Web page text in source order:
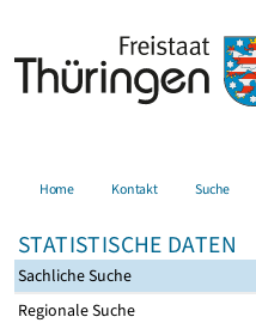
Home Kontakt Suche
STATISTISCHE DATEN
Sachliche Suche
Regionale Suche